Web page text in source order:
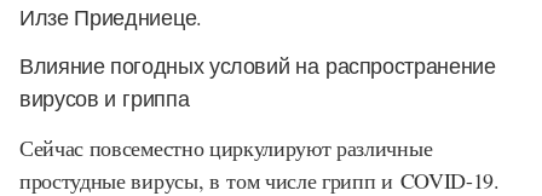
Илзе Приедниеце.
Влияние погодных условий на распространение
вирусов и гриппа
Сейчас повсеместно циркулируют различные
простудные вирусы, в том числе грипп и COVID-19.